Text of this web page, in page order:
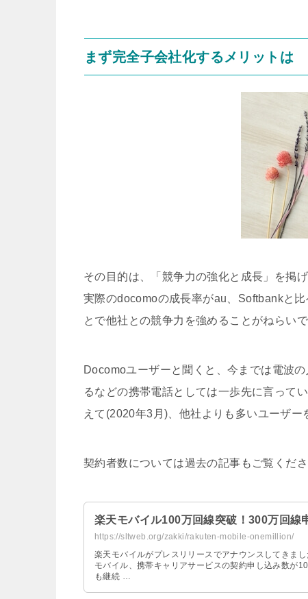
まず完全子会社化するメリットは
その目的は、「競争力の強化と成長」を掲げ
実際のdocomoの成長率がau、Softbankと
とで他社との競争力を強めることがねらいで
Docomoユーザーと聞くと、今までは電波
るなどの携帯電話としては一歩先に言って
えて(2020年3月)、他社よりも多いユーザー
契約者数については過去の記事もご覧くださ
楽天モバイル100万回線突破！300万回線
https://sltweb.org/zakki/rakuten-mobile-onemillion/
楽天モバイルがプレスリリースでアナウンスしてきま
モバイル、携帯キャリアサービスの契約申し込み数が
も継続 …